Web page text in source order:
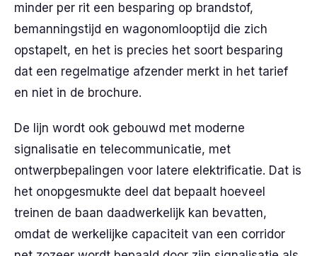
minder per rit een besparing op brandstof,
bemanningstijd en wagonomlooptijd die zich
opstapelt, en het is precies het soort besparing
dat een regelmatige afzender merkt in het tarief
en niet in de brochure.
De lijn wordt ook gebouwd met moderne
signalisatie en telecommunicatie, met
ontwerpbepalingen voor latere elektrificatie. Dat is
het onopgesmukte deel dat bepaalt hoeveel
treinen de baan daadwerkelijk kan bevatten,
omdat de werkelijke capaciteit van een corridor